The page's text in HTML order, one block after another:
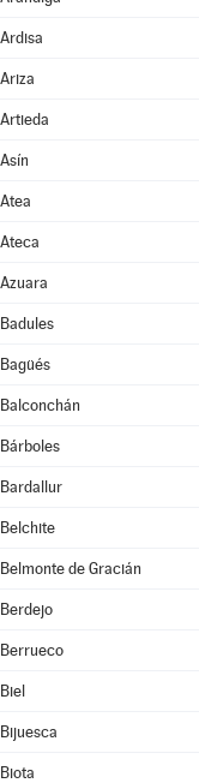
Ardisa
Ariza
Artieda
Asín
Atea
Ateca
Azuara
Badules
Bagüés
Balconchán
Bárboles
Bardallur
Belchite
Belmonte de Gracián
Berdejo
Berrueco
Biel
Bijuesca
Biota